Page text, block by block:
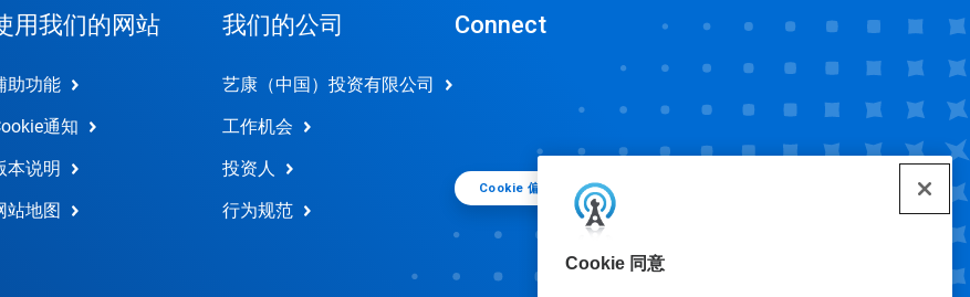
Cookie 同意
用我们的网站
助功能
通知
本说明
站地图
我们的公司
艺康（中国）投资有限公司
工作机会
投资人
行为规范
Connect
Cookie 偏好